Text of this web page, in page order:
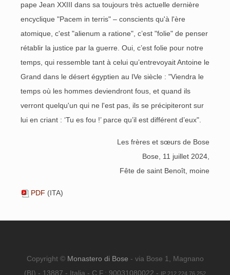
pape Jean XXIII dans sa toujours très actuelle dernière
encyclique "Pacem in terris" – conscients qu'à l'ère
atomique, c'est "alienum a ratione", c’est "folie" de penser
rétablir la justice par la guerre. Oui, c’est folie pour notre
temps, qui ressemble tant à celui qu’entrevoyait Antoine le
Grand dans le désert égyptien au IVe siècle : "Viendra le
temps où les hommes deviendront fous, et quand ils
verront quelqu'un qui ne l'est pas, ils se précipiteront sur
lui en criant : ‘Tu es fou !’ parce qu’il est différent d’eux".
Les frères et sœurs de Bose
Bose, 11 juillet 2024,
Fête de saint Benoît, moine
PDF (ITA)
Copyright © Monastero di Bose - via Bose 1, Magnano
(BI) - 13887 - Italia - C.F.: 90031080022 - IP 212.224.76.252